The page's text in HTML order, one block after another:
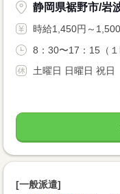
静岡県裾野市/岩
時給1,450円～
8：30〜17：15（
土曜日 日曜日 祝日
[一般派遣]